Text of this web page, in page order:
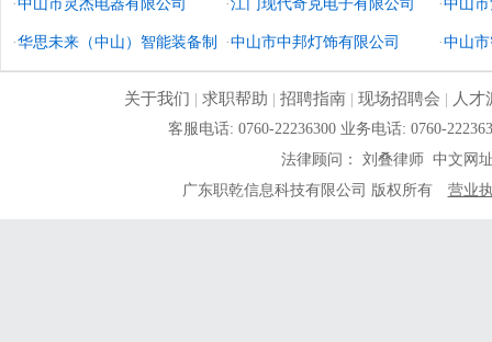
公司
·中山市灵杰电器有限公司 ·江门现代奇克电子有限公司 ·中山
·华思未来（中山）智能装备制 ·中山市中邦灯饰有限公司 ·中山
关于我们 | 求职帮助 | 招聘指南| 现场招聘会 | 人才
客服电话: 0760-22236300 业务电话: 0760-
法律顾问： 刘叠律师 中文网
广东职乾信息科技有限公司 版权所有
营业